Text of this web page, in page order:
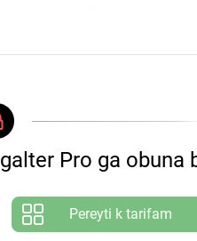
Pro ga obuna
Pereyti k tarifam